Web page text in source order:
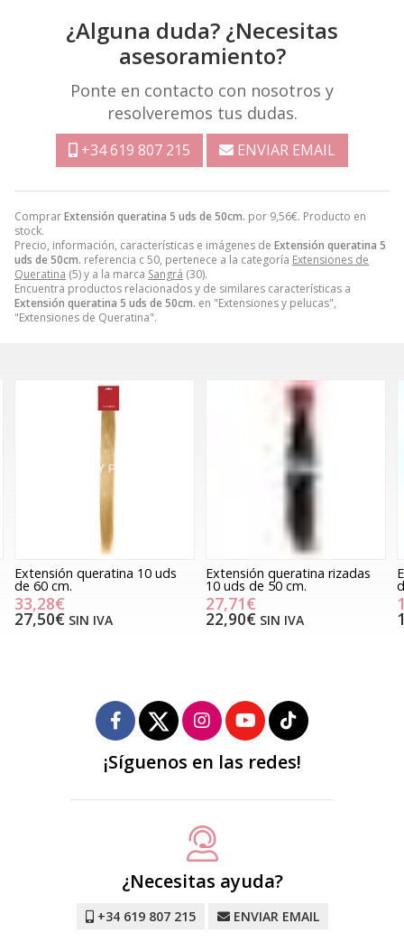
ComprarExtensión queratina 5 uds de 50cm. por 9,56€. Producto en
stock.
Precio, información, características e imágenes de Extensión queratina 5
uds de 50cm. referencia c 50, pertenece a la categoría Extensiones de
Queratina (5) y a la marca Sangrá (30).
Encuentra productos relacionados y de similares características a
Extensión queratina 5 uds de 50cm. en "Extensiones y pelucas",
"Extensiones de Queratina".
¿Alguna duda? ¿Necesitas
asesoramiento?
Ponte en contacto con nosotros y
resolveremos tus dudas.
+34 619 807 215 ENVIAR EMAIL
Extensión queratina 10 uds
de 60 cm.
33,28€
27,50€ SIN IVA
Extensión queratina rizadas
10 uds de 50 cm.
27,71€
22,90€ SIN IVA
¡Síguenos en las redes!
¿Necesitas ayuda?
+34 619 807 215 ENVIAR EMAIL